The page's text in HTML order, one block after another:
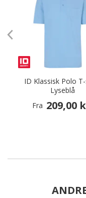
ID Klassisk Polo
Lyseblå
Fra 209,00